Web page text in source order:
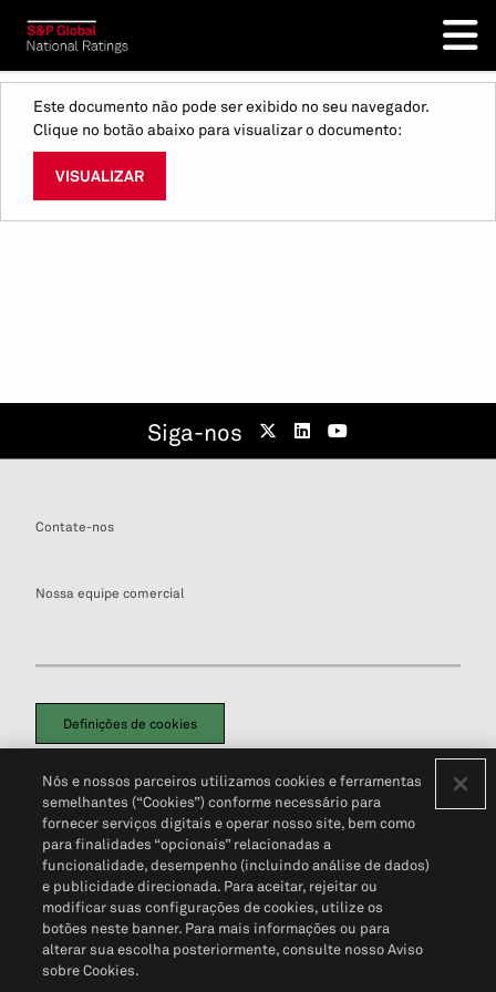
Este documento não pode ser exibido no seu navegador.
Clique no botão abaixo para visualizar o documento:
VISUALIZAR
Siga-nos
Contate-nos
Nossa equipe comercial
Definições de cookies
Política de PrivacidadePortal de privacidade do cliente (em inglês)
Não Venda Minhas Informações Pessoais© 2026 S&P Global
Nós e nossos parceiros utilizamos cookies e ferramentas
semelhantes (“Cookies”) conforme necessário para
fornecer serviços digitais e operar nosso site, bem como
para finalidades “opcionais” relacionadas a
funcionalidade, desempenho (incluindo análise de dados)
e publicidade direcionada. Para aceitar, rejeitar ou
modificar suas configurações de cookies, utilize os
botões neste banner. Para mais informações ou para
alterar sua escolha posteriormente, consulte nosso Aviso
sobre Cookies.